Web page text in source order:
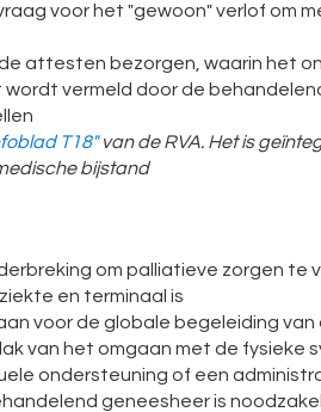
voor het "gewoon" verlof om
attesten bezorgen, waarin het
vermeld door de
T18"van de RVA. Het is
bijstand
om palliatieve zorgen te
en terminaal is
voor de globale begeleiding
van het omgaan met de fysieke
ondersteuning of een
geneesheer is